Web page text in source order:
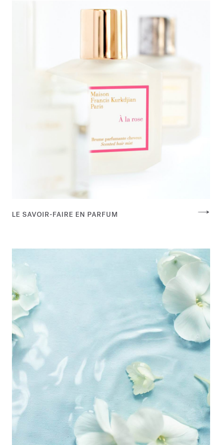
LE SAVOIR-FAIRE EN PARFUM